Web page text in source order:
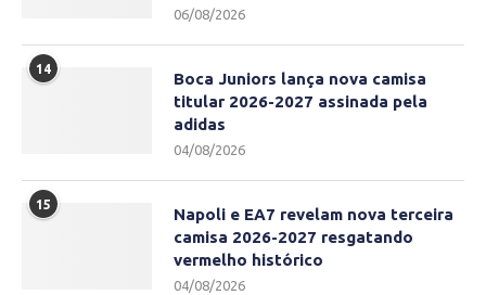
06/08/2026
14
Boca Juniors lança nova camisa
titular 2026-2027 assinada pela
adidas
04/08/2026
15
Napoli e EA7 revelam nova terceira
camisa 2026-2027 resgatando
vermelho histórico
04/08/2026